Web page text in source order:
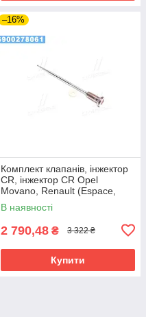
–16%
Комплект клапанів, інжектор
CR, інжектор CR Opel
Movano, Renault (Espace,
Laguna, Master), Nissan (п
В наявності
2 790,48 ₴ 3 322 ₴
Купити